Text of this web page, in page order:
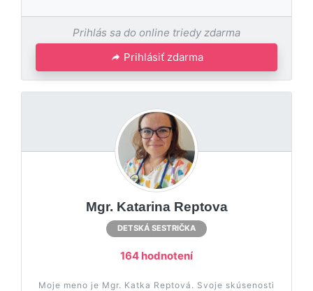
Prihlás sa do online triedy zdarma
Prihlásiť zdarma
Mgr. Katarina Reptova
DETSKÁ SESTRIČKA
164 hodnotení
Moje meno je Mgr. Katka Reptová. Svoje skúsenosti